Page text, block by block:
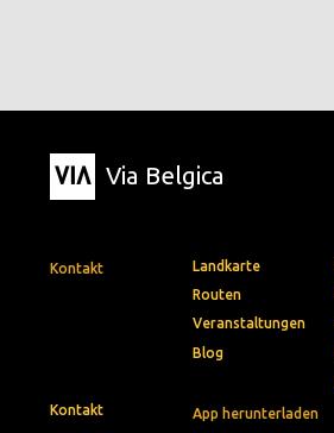
Via Belgica
Kontakt
App herunterladen
Landkarte
Routen
Veranstaltungen
Blog
Kontakt